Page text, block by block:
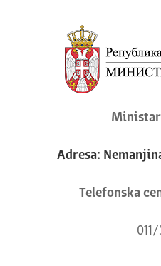
Adresa:
Telefonska